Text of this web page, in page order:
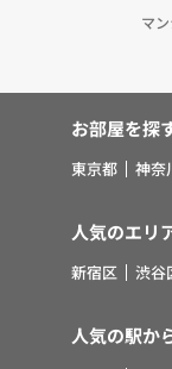
記載の目的
合して「4.利
るため（13
ービス、マー
よびご連絡等
供 （1）弊社
取り扱う個人
ん。 ①法令
マ
お部屋を探
東京都 神奈
人気のエリ
新宿区 渋谷
人気の駅か